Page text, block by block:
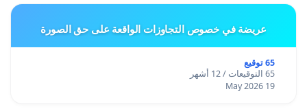
عريضة في خصوص التجاوزات الواقعة على حق الصورة
65 توقيع
65 التوقيعات / 12 أشهر
19 May 2026